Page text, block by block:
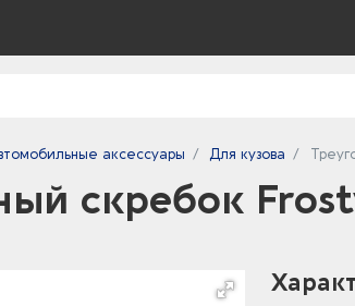
аксессуары Для кузова
скребок